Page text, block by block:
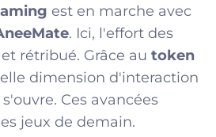
est en marche avec
. Ici, l'effort des
rétribué. Grâce au token
dimension d'interaction
Ces avancées
jeux de demain.